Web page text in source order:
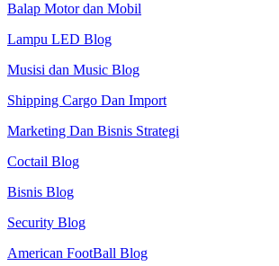
Balap Motor dan Mobil
Lampu LED Blog
Musisi dan Music Blog
Shipping Cargo Dan Import
Marketing Dan Bisnis Strategi
Coctail Blog
Bisnis Blog
Security Blog
American FootBall Blog